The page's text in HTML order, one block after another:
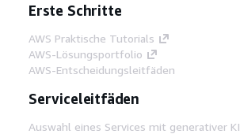
Erste Schritte
AWS Praktische Tutorials
AWS-Lösungsportfolio
AWS-Entscheidungsleitfäden
Serviceleitfäden
Auswahl eines Services mit generativer KI